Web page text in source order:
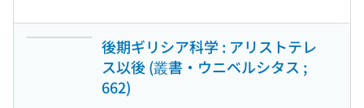
後期ギリシア科学 : アリストテレ
ス以後 (叢書・ウニベルシタス ;
662)